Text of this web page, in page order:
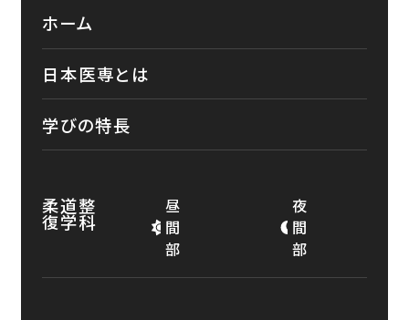
ホーム
日本医専とは
学びの特長
柔道整
復学科
昼
間
部
夜
間
部